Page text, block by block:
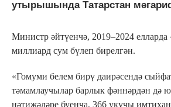
утырышында Татарстан
Министр әйтүенчә, 2019–2024
миллиард сум бүлеп бирелгән.
«Гомуми белем бирү даирәсендә
тәмамлаучылар барлык фәннәрдән дә
нәтиҗәләре буенча, 366 укучы